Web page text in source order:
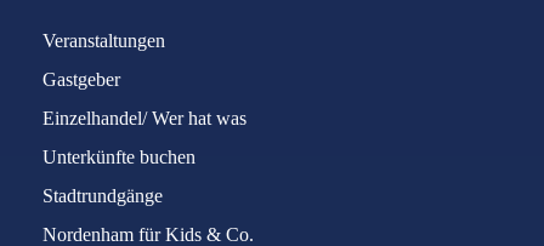
Veranstaltungen
Gastgeber
Einzelhandel/ Wer hat was
Unterkünfte buchen
Stadtrundgänge
Nordenham für Kids & Co.